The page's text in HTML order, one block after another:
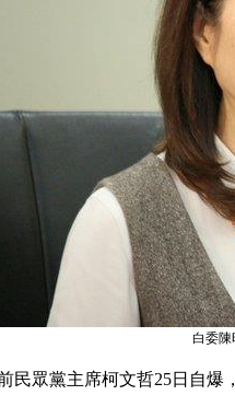
白委陳
眾黨主席柯文哲25日自爆